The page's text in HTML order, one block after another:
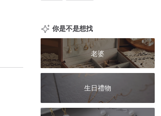
你是不是想找
老婆
生日禮物